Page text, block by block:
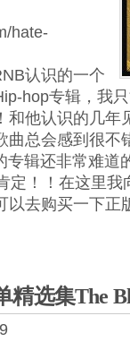
hate-
认识的一个
hop专辑，我
和他认识的几年
曲总会感到很不
专辑还非常难道
定！！在这里
以去购买一下正
精选集The